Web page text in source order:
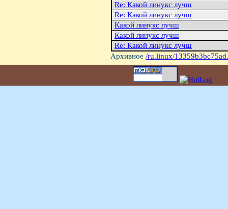
Re: Какой линукс лучш
Re: Какой линукс лучш
Какой линукс лучш
Какой линукс лучш
Re: Какой линукс лучш
Архивное /ru.linux/